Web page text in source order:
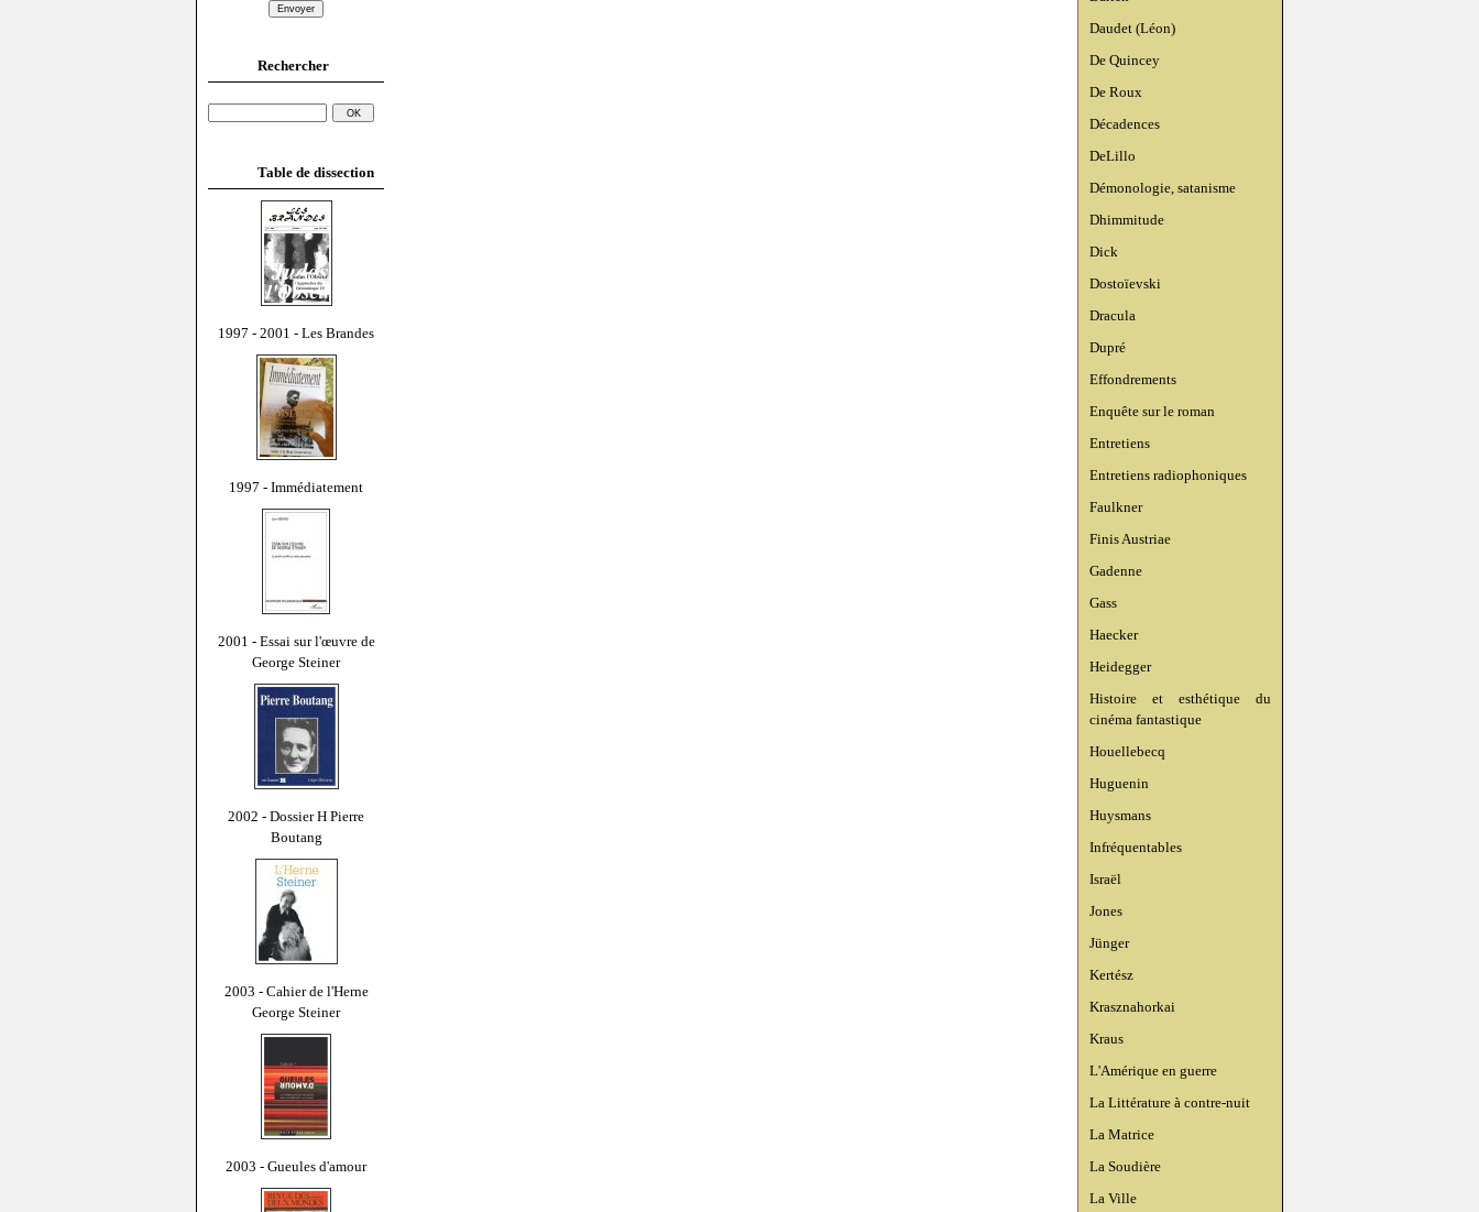
Rechercher
Table de dissection
1997 - 2001 - Les Brandes
1997 - Immédiatement
2001 - Essai sur l'œuvre de
George Steiner
2002 - Dossier H Pierre
Boutang
2003 - Cahier de l'Herne
George Steiner
2003 - Gueules d'amour
Daudet (Léon)
De Quincey
De Roux
Décadences
DeLillo
Démonologie, satanisme
Dhimmitude
Dick
Dostoïevski
Dracula
Dupré
Effondrements
Enquête sur le roman
Entretiens
Entretiens radiophoniques
Faulkner
Finis Austriae
Gadenne
Gass
Haecker
Heidegger
Histoire et esthétique du
cinéma fantastique
Houellebecq
Huguenin
Huysmans
Infréquentables
Israël
Jones
Jünger
Kertész
Krasznahorkai
Kraus
L'Amérique en guerre
La Littérature à contre-nuit
La Matrice
La Soudière
La Ville